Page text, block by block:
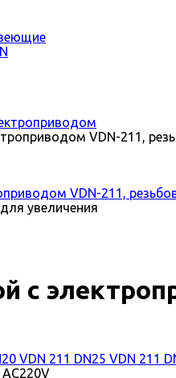
VDN-211,
увеличения
с
VDN 211 DN25 VDN 211
AC220V